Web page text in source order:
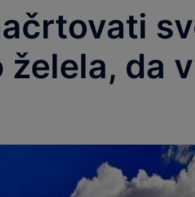
želela, da